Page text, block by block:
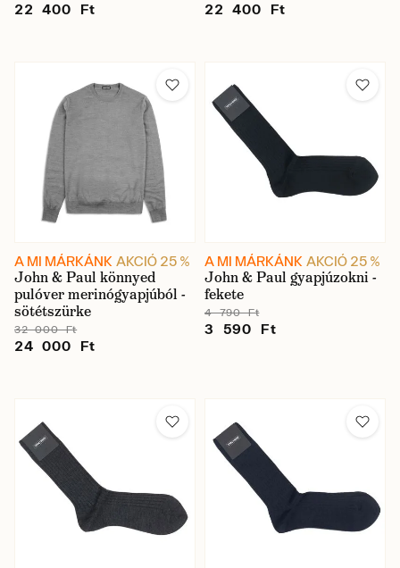
22 400 Ft 22 400 Ft
A MI MÁRKÁNK AKCIÓ 25 %
John & Paul könnyed
pulóver merinógyapjúból -
sötétszürke
32 000 Ft
24 000 Ft
A MI MÁRKÁNK AKCIÓ 25 %
John & Paul gyapjúzokni -
fekete
4 790 Ft
3 590 Ft